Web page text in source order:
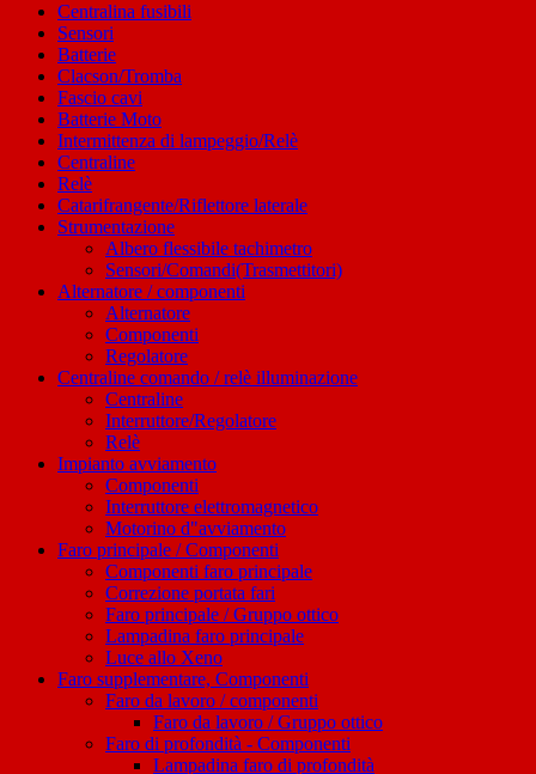
Centralina fusibili
Sensori
Batterie
Clacson/Tromba
Fascio cavi
Batterie Moto
Intermittenza di lampeggio/Relè
Centraline
Relè
Catarifrangente/Riflettore laterale
Strumentazione
Albero flessibile tachimetro
Sensori/Comandi(Trasmettitori)
Alternatore / componenti
Alternatore
Componenti
Regolatore
Centraline comando / relè illuminazione
Centraline
Interruttore/Regolatore
Relè
Impianto avviamento
Componenti
Interruttore elettromagnetico
Motorino d"avviamento
Faro principale / Componenti
Componenti faro principale
Correzione portata fari
Faro principale / Gruppo ottico
Lampadina faro principale
Luce allo Xeno
Faro supplementare, Componenti
Faro da lavoro / componenti
Faro da lavoro / Gruppo ottico
Faro di profondità - Componenti
Lampadina faro di profondità